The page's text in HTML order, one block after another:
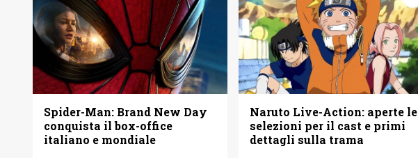
Spider-Man: Brand New Day
conquista il box-office
italiano e mondiale
Naruto Live-Action: aperte le
selezioni per il cast e primi
dettagli sulla trama